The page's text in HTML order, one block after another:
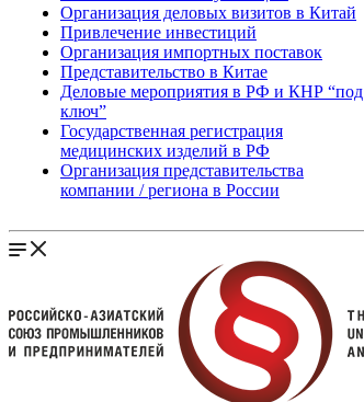
Организация деловых визитов в Китай
Привлечение инвестиций
Организация импортных поставок
Представительство в Китае
Деловые мероприятия в РФ и КНР “под
ключ”
Государственная регистрация
медицинских изделий в РФ
Организация представительства
компании / региона в России